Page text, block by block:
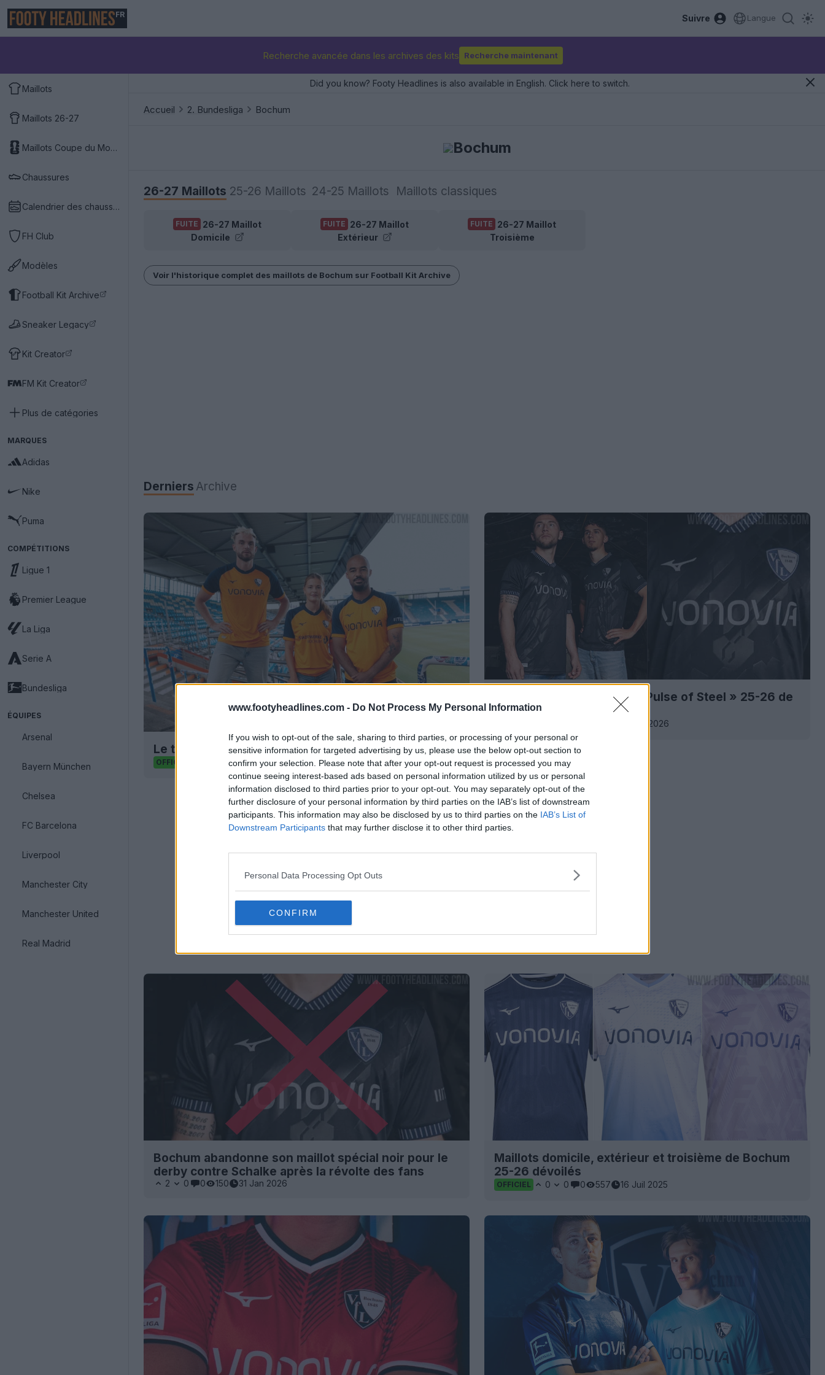
www.footyheadlines.com - Do Not Process My Personal Information
If you wish to opt-out of the sale, sharing to third parties, or processing of your personal or
sensitive information for targeted advertising by us, please use the below opt-out section to
confirm your selection. Please note that after your opt-out request is processed you may
continue seeing interest-based ads based on personal information utilized by us or personal
information disclosed to third parties prior to your opt-out. You may separately opt-out of the
further disclosure of your personal information by third parties on the IAB’s list of downstream
participants. This information may also be disclosed by us to third parties on the IAB’s List of
Downstream Participants that may further disclose it to other third parties.
Personal Data Processing Opt Outs
CONFIRM
FR Suivre Langue
Recherche avancée dans les archives des kits Recherche maintenant
Maillots
Maillots 26-27
Maillots Coupe du Monde 2026
Chaussures
Calendrier des chaussures
FH Club
Modèles
Football Kit Archive
Sneaker Legacy
Kit Creator
FM Kit Creator
Plus de catégories
MARQUES
Adidas
Nike
Puma
COMPÉTITIONS
Ligue 1
Premier League
La Liga
Serie A
Bundesliga
ÉQUIPES
Arsenal
Bayern München
Chelsea
FC Barcelona
Liverpool
Manchester City
Manchester United
Real Madrid
Did you know? Footy Headlines is also available in English. Click here to switch.
Accueil 2. Bundesliga Bochum
Bochum
26-27 Maillots 25-26 Maillots 24-25 Maillots Maillots classiques
FUITE 26-27 Maillot
Domicile
FUITE 26-27 Maillot
Extérieur
FUITE 26-27 Maillot
Troisième
Voir l'historique complet des maillots de Bochum sur Football Kit Archive
Derniers Archive
Le troisième maillot de Bochum 26-27 dévoilé
OFFICIEL 5 0 1.8K 8 Juil 2026
Sortie du maillot spécial « Pulse of Steel » 25-26 de
Bochum
31 Jan 2026
Bochum abandonne son maillot spécial noir pour le
derby contre Schalke après la révolte des fans
2 0 0 150 31 Jan 2026
Maillots domicile, extérieur et troisième de Bochum
25-26 dévoilés
OFFICIEL 0 0 0 557 16 Juil 2025